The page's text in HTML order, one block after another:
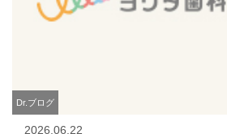
Dr.ブログ
2026.06.22